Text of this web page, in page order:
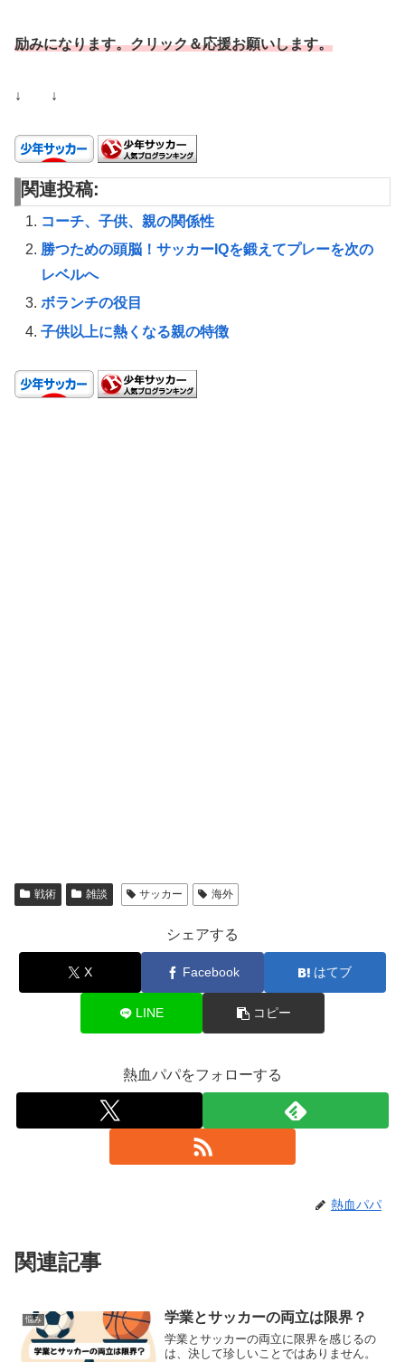
励みになります。クリック＆応援お願いします。
↓ ↓
関連投稿:
コーチ、子供、親の関係性
勝つための頭脳！サッカーIQを鍛えてプレーを次の
レベルへ
ボランチの役目
子供以上に熱くなる親の特徴
戦術 雑談 サッカー 海外
シェアする
X Facebook はてブ
LINE コピー
熱血パパをフォローする
熱血パパ
関連記事
悩み 学業とサッカーの両立は限界？
学業とサッカーの両立に限界を感じるの
は、決して珍しいことではありません。